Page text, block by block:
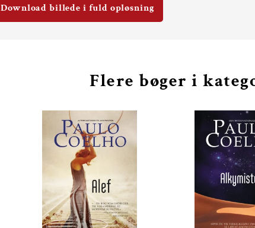
Download billede i fuld opløsning
Flere bøger i